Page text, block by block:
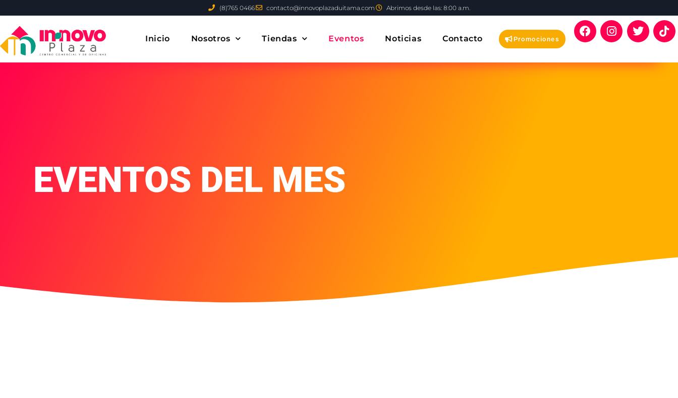
(8)765 0466 contacto@innovoplazaduitama.com Abrimos desde las: 8:00 a.m.
Inicio Nosotros Tiendas Eventos Noticias Contacto Promociones
EVENTOS DEL MES